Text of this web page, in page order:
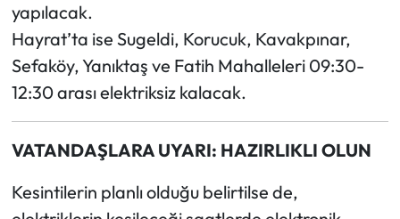
yapılacak.
Hayrat’ta ise Sugeldi, Korucuk, Kavakpınar,
Sefaköy, Yanıktaş ve Fatih Mahalleleri 09:30-
12:30 arası elektriksiz kalacak.
VATANDAŞLARA UYARI: HAZIRLIKLI OLUN
Kesintilerin planlı olduğu belirtilse de,